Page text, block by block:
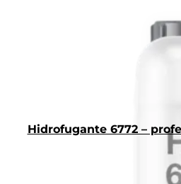
Hidrofugante 6772 –